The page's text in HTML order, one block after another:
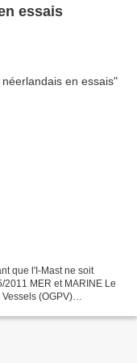
essais
que l'I-Mast ne soit
2011 MER et MARINE Le
(OGPV)